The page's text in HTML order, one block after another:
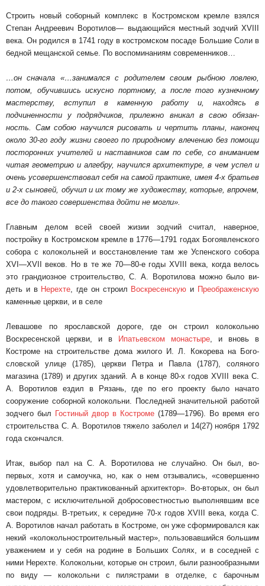
Строить новый соборный комплекс в Костром­ском кремле взялся
Степан Андреевич Воротилов— выдающийся местный зодчий XVIII
века. Он родился в 1741 году в костромском посаде Большие Соли в
бедной мещанской семье. По воспоминаниям современников…
…он сначала «…занимался с родителем своим рыбною лов­лею,
потом, обучившись искусно портному, а после того кузнечному
мастерству, вступил в каменную работу и, находясь в
подчиненности у подрядчиков, прилежно вникал в свою обязан­
ность. Сам собою научился рисовать и чертить планы, наконец
около 30-го году жизни своего по природному влечению без помощи
посторонних учителей и наставников сам по себе, со внима­нием
читая геометрию и алгебру, научился ар­хитектуре, в чем успел и
очень усовершенство­вал себя на самой практике, имея 4-х братьев
и 2-х сыновей, обучил и их тому же художеству, которые, впрочем,
все до такого совершенства дойти не могли».
Главным делом всей своей жизии зодчий счи­тал, наверное,
постройку в Костромском кремле в 1776—1791 годах Богоявленского
собора с ко­локольней и восстановление там же Успенского собора
XVI—XVII веков. Но в те же 70—80-е го­ды XVIII века, когда велось
это грандиозное строительство, С. А. Воротилова можно было ви­
деть и в Нерехте , где он строил Воскресенскую и Преображенскую
каменные церкви, и в селе
Левашове по ярославской дороге, где он строил колокольню
Воскресенской церкви, и в Ипатьев­ском монастыре , и вновь в
Костроме на строи­тельстве дома жилого И. Л. Кокорева на Бого­
словской улице (1785), церкви Петра и Павла (1787), соляного
магазина (1789) и других зда­ний. А в конце 80-х годов XVIII века С.
А. Воротилов ездил в Рязань, где по его проекту было начато
сооружение соборной колокольни. По­следней значительной работой
зодчего был Гос­тиный двор в Костроме (1789—1796). Во время его
строительства С. А. Воротилов тяжело забо­лел и 14(27) ноября 1792
года скончался.
Итак, выбор пал на С. А. Воротилова не слу­чайно. Он был, во-
первых, хотя и самоучка, но, как о нем отзывались, «совершенно
удовлетво­рительно практикованный архитектор». Во-вто­рых, он был
мастером, с исключительной добро­совестностью выполнявшим все
свои подряды. В-третьих, к середине 70-х годов XVIII века, когда С.
А. Воротилов начал работать в Костро­ме, он уже сформировался как
некий «колоколь­ностроительный мастер», пользовавшийся боль­шим
уважением и у себя на родине в Больших Солях, и в соседней с
ними Нерехте. Колокольни, которые он строил, были разнообразными
по виду — колокольни с пилястрами в отделке, с барочным